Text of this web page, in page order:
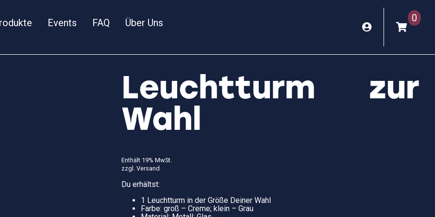
Events FAQ Über Uns 0
Leuchtturm zur
Wahl
Enthält 19% MwSt.
zzgl. Versand
Du erhältst:
1 Leuchtturm in der Größe Deiner Wahl
Farbe: groß – Creme; klein – Grau